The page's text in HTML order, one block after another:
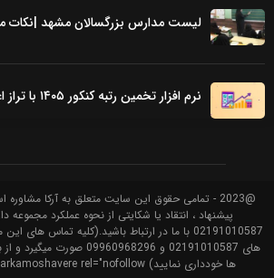
لیست مدارس بزرگسالان مشهد |نکات
نرم افزار تخمین رتبه کنکور ۱۴۰۵ با تراز اعلامی سازمان سنجش
@2023 - تمامی حقوق این سایت متعلق به آرکا
پیشنهاد ، انتقاد یا شکایتی از نحوه عملکرد مجموعه
02191010587 با ما در ارتباط باشید.(کلیه تماس
های 02191010587 و
ها خودداری نمایید) rubika.ir/arkamoshavere rel="nofollow">نوین وب